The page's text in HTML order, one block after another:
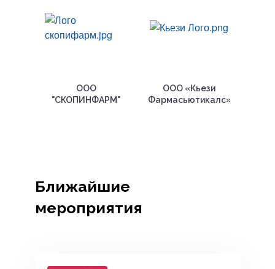
ООО
"СКОПИНФАРМ"
ООО «Кьези
Фармасьютикалс»
Ближайшие
мероприятия